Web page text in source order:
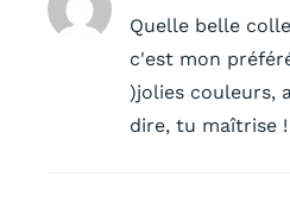
Quelle belle
c'est mon
)jolies couleurs,
dire, tu maîtrise !